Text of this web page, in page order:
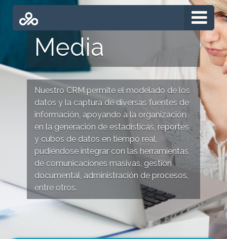
Media
Nuestro CRM permite el modelado de los
datos y la captura de diversas fuentes de
información, apoyando a la organización
en la generación de estadísticas, reportes
y cubos de datos en tiempo real,
pudiéndose integrar con las herramientas
de comunicaciones masivas, gestión
documental, administración de procesos,
entre otros.